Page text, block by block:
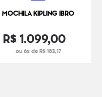
MOCHILA KIPLING IBRO
R$1.099,00
ou 6x de R$ 183,17